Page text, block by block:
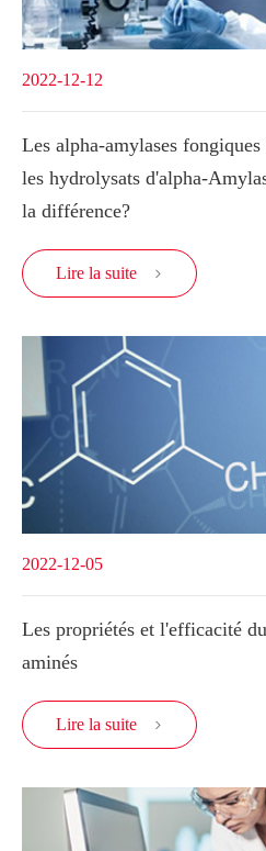
2022-12-12
Les alpha-amylases
les hydrolysats d'alpha-
la différence?
Lire la suite 
2022-12-05
Les propriétés et l'efficacité
aminés
Lire la suite 